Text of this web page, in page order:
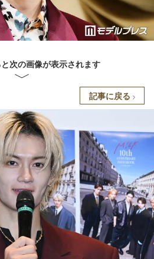
次の画像が表示されます
記事に戻る